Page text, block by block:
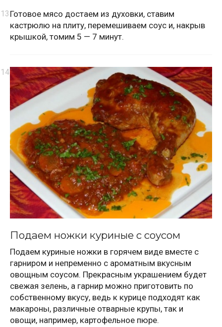
Готовое мясо достаем из духовки, ставим
кастрюлю на плиту, перемешиваем соус и, накрыв
крышкой, томим 5 — 7 минут.
Подаем ножки куриные с соусом
Подаем куриные ножки в горячем виде вместе с
гарниром и непременно с ароматным вкусным
овощным соусом. Прекрасным украшением будет
свежая зелень, а гарнир можно приготовить по
собственному вкусу, ведь к курице подходят как
макароны, различные отварные крупы, так и
овощи, например, картофельное пюре.